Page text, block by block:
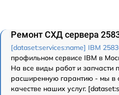
Ремонт СХД сервера
[dataset:services:name] IBM
профильном сервисе IBM в
На все виды работ и запчасти
расширенную гарантию - мы в
качестве наших услуг.